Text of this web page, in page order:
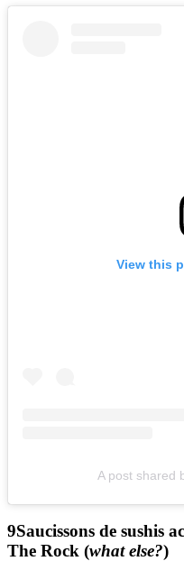
View this
A post shared
Saucissons de sushis
The Rock (what else?)